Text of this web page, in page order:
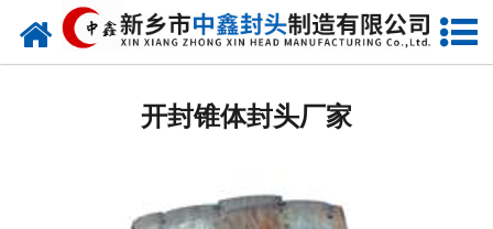
网站首页
开封封头厂家
开封锥体封头厂家